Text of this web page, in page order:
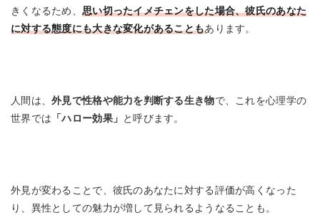
きくなるため、 思い切ったイメチェンをした場合、彼氏のあなた
に対する態度にも大きな変化があることもあります。
人間は、外見で性格や能力を判断する生き物で、これを心理学の
世界では 「ハロー効果」 と呼びます。
外見が変わることで、彼氏のあなたに対する評価が高くなった
り、異性としての魅力が増して見られるようなることも。